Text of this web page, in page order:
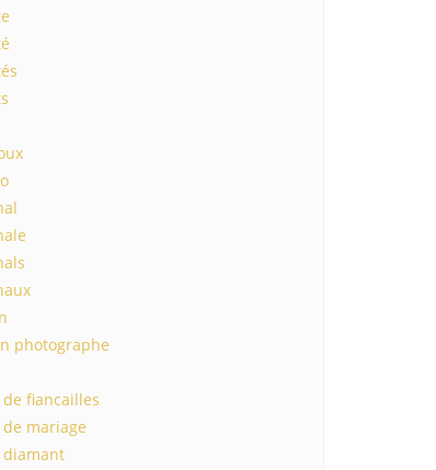
photographe
fiancailles
mariage
diamant